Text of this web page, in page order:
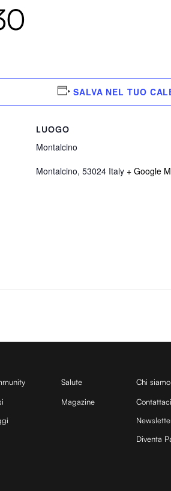
SALVA NEL TUO
LUOGO
Montalcino
Montalcino, 53024 Italy + Google
Salute
Magazine
Chi siamo
Contattaci
Diventa